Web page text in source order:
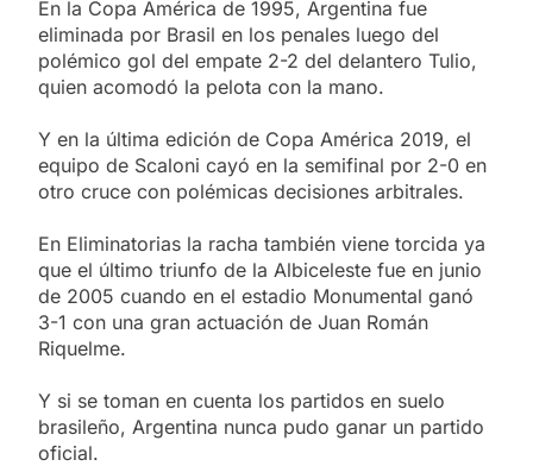
En la Copa América de 1995, Argentina fue
eliminada por Brasil en los penales luego del
polémico gol del empate 2-2 del delantero Tulio,
quien acomodó la pelota con la mano.
Y en la última edición de Copa América 2019, el
equipo de Scaloni cayó en la semifinal por 2-0 en
otro cruce con polémicas decisiones arbitrales.
En Eliminatorias la racha también viene torcida ya
que el último triunfo de la Albiceleste fue en junio
de 2005 cuando en el estadio Monumental ganó
3-1 con una gran actuación de Juan Román
Riquelme.
Y si se toman en cuenta los partidos en suelo
brasileño, Argentina nunca pudo ganar un partido
oficial.